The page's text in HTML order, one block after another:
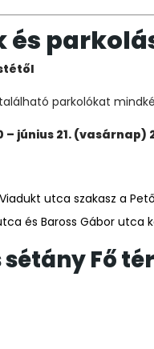
és
parkolókat
– június 21. (vasárnap)
utca szakasz a
és Baross Gábor utca
sétány Fő